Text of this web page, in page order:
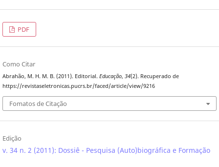
PDF
Como Citar
Abrahão, M. H. M. B. (2011). Editorial. Educação, 34(2). Recuperado de
https://revistaseletronicas.pucrs.br/faced/article/view/9216
Fomatos de Citação
Edição
v. 34 n. 2 (2011): Dossiê - Pesquisa (Auto)biográfica e Formação